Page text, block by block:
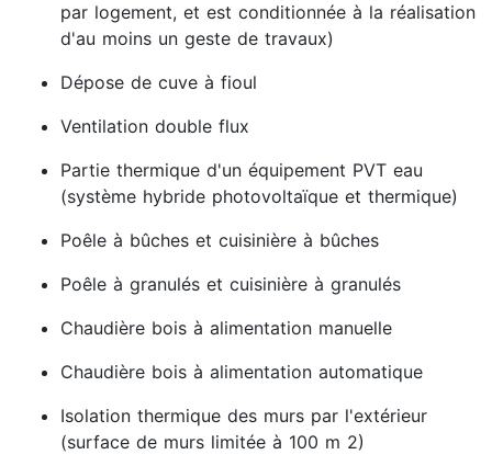
par logement, et est conditionnée à la réalisation
d'au moins un geste de travaux)
Dépose de cuve à fioul
Ventilation double flux
Partie thermique d'un équipement PVT eau
(système hybride photovoltaïque et thermique)
Poêle à bûches et cuisinière à bûches
Poêle à granulés et cuisinière à granulés
Chaudière bois à alimentation manuelle
Chaudière bois à alimentation automatique
Isolation thermique des murs par l'extérieur
(surface de murs limitée à 100 m 2)